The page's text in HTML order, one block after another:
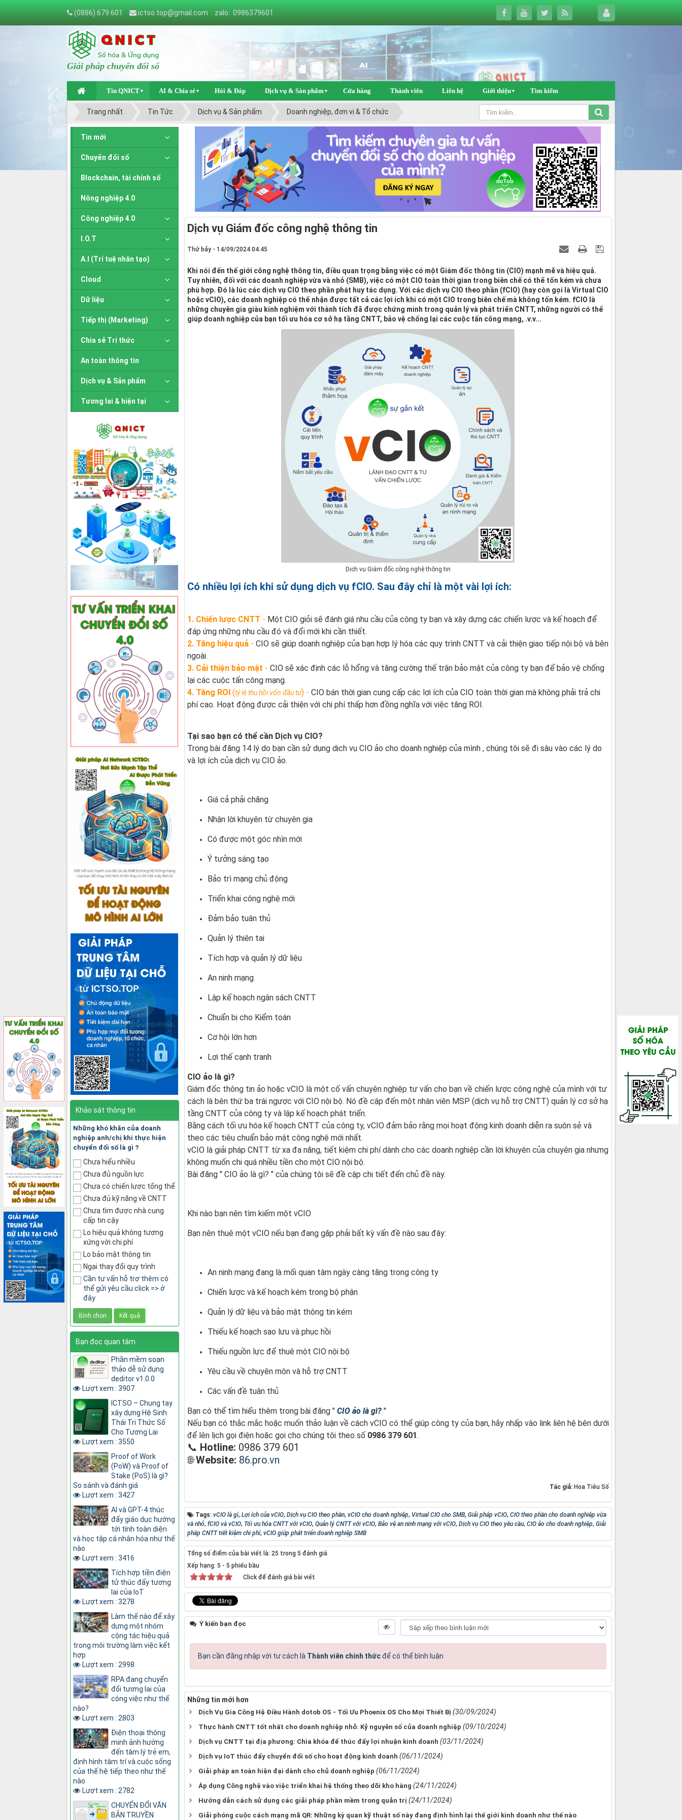
(0886) 679.601 ictso.top@gmail.com zalo: 0986379601
Giải pháp chuyển đổi số
Tin QNICT▼ AI & Chia sẻ▼ Hỏi & Đáp Dịch vụ & Sản phẩm ▼ Cửa hàng Thành viên Liên hệ Giới thiệu▼ Tìm kiếm
Trang nhất Tin Tức Dịch vụ & Sản phẩm Doanh nghiệp, đơn vị & Tổ chức
Dịch vụ Giám đốc công nghệ thông tin
Thứ bảy - 14/09/2024 04:45
Khi nói đến thế giới công nghệ thông tin, điều quan trọng bằng việc có một Giám đốc thông tin (CIO) mạnh mẽ và hiệu quả.
Tuy nhiên, đối với các doanh nghiệp vừa và nhỏ (SMB), việc có một CIO toàn thời gian trong biên chế có thể tốn kém và chưa
phù hợp. Đó là lúc các dịch vụ CIO theo phần phát huy tác dụng. Với các dịch vụ CIO theo phần (fCIO) (hay còn gọi là Virtual CIO
hoặc vCIO), các doanh nghiệp có thể nhận được tất cả các lợi ích khi có một CIO trong biên chế mà không tốn kém. fCIO là
những chuyên gia giàu kinh nghiệm với thành tích đã được chứng minh trong quản lý và phát triển CNTT, những người có thể
giúp doanh nghiệp của bạn tối ưu hóa cơ sở hạ tầng CNTT, bảo vệ chống lại các cuộc tấn công mạng, .v.v...
Dịch vụ Giám đốc công nghệ thông tin
Có nhiều lợi ích khi sử dụng dịch vụ fCIO. Sau đây chỉ là một vài lợi ích:
1. Chiến lược CNTT - Một CIO giỏi sẽ đánh giá nhu cầu của công ty bạn và xây dựng các chiến lược và kế hoạch để
đáp ứng những nhu cầu đó và đổi mới khi cần thiết.
2. Tăng hiệu quả - CIO sẽ giúp doanh nghiệp của bạn hợp lý hóa các quy trình CNTT và cải thiện giao tiếp nội bộ và bên
ngoài.
3. Cải thiện bảo mật - CIO sẽ xác định các lỗ hổng và tăng cường thế trận bảo mật của công ty bạn để bảo vệ chống
lại các cuộc tấn công mạng.
4. Tăng ROI (tỷ lệ thu hồi vốn đầu tư) - CIO bán thời gian cung cấp các lợi ích của CIO toàn thời gian mà không phải trả chi
phí cao. Hoạt động được cải thiện với chi phí thấp hơn đồng nghĩa với việc tăng ROI.
Tại sao bạn có thể cần Dịch vụ CIO?
Trong bài đăng 14 lý do bạn cần sử dụng dịch vụ CIO ảo cho doanh nghiệp của mình , chúng tôi sẽ đi sâu vào các lý do
và lợi ích của dịch vụ CIO ảo.
Giá cả phải chăng
Nhận lời khuyên từ chuyên gia
Có được một góc nhìn mới
Ý tưởng sáng tạo
Bảo trì mạng chủ động
Triển khai công nghệ mới
Đảm bảo tuân thủ
Quản lý thiên tai
Tích hợp và quản lý dữ liệu
An ninh mạng
Lập kế hoạch ngân sách CNTT
Chuẩn bị cho Kiểm toán
Cơ hội lớn hơn
Lợi thế cạnh tranh
CIO ảo là gì?
Giám đốc thông tin ảo hoặc vCIO là một cố vấn chuyên nghiệp tư vấn cho bạn về chiến lược công nghệ của mình với tư
cách là bên thứ ba trái ngược với CIO nội bộ. Nó đề cập đến một nhân viên MSP (dịch vụ hỗ trợ CNTT) quản lý cơ sở hạ
tầng CNTT của công ty và lập kế hoạch phát triển.
Bằng cách tối ưu hóa kế hoạch CNTT của công ty, vCIO đảm bảo rằng mọi hoạt động kinh doanh diễn ra suôn sẻ và
theo các tiêu chuẩn bảo mật công nghệ mới nhất.
vCIO là giải pháp CNTT từ xa đa năng, tiết kiệm chi phí dành cho các doanh nghiệp cần lời khuyên của chuyên gia nhưng
không muốn chi quá nhiều tiền cho một CIO nội bộ.
Bài đăng " CIO ảo là gì? " của chúng tôi sẽ đề cập chi tiết đến chủ đề này.
Khi nào bạn nên tìm kiếm một vCIO
Bạn nên thuê một vCIO nếu bạn đang gặp phải bất kỳ vấn đề nào sau đây:
An ninh mạng đang là mối quan tâm ngày càng tăng trong công ty
Chiến lược và kế hoạch kém trong bộ phận
Quản lý dữ liệu và bảo mật thông tin kém
Thiếu kế hoạch sao lưu và phục hồi
Thiếu nguồn lực để thuê một CIO nội bộ
Yêu cầu về chuyên môn và hỗ trợ CNTT
Các vấn đề tuân thủ
Bạn có thể tìm hiểu thêm trong bài đăng " CIO ảo là gì?"
Nếu bạn có thắc mắc hoặc muốn thảo luận về cách vCIO có thể giúp công ty của bạn, hãy nhấp vào link liên hệ bên dưới
để lên lịch gọi điện hoặc gọi cho chúng tôi theo số 0986 379 601.
📞 Hotline: 0986 379 601
🌐Website: 86.pro.vn
Tác giả: Hoa Tiêu Số
Tags: vCIO là gì, Lợi ích của vCIO, Dịch vụ CIO theo phần, vCIO cho doanh nghiệp, Virtual CIO cho SMB, Giải pháp vCIO, CIO theo phần cho doanh nghiệp vừa
và nhỏ, fCIO và vCIO, Tối ưu hóa CNTT với vCIO, Quản lý CNTT với vCIO, Bảo vệ an ninh mạng với vCIO, Dịch vụ CIO theo yêu cầu, CIO ảo cho doanh nghiệp, Giải
pháp CNTT tiết kiệm chi phí, vCIO giúp phát triển doanh nghiệp SMB
Tổng số điểm của bài viết là: 25 trong 5 đánh giá
Xếp hạng: 5 - 5 phiếu bầu
Click để đánh giá bài viết
Ý kiến bạn đọc
Bạn cần đăng nhập với tư cách là Thành viên chính thứcđể có thể bình luận
Những tin mới hơn
Dịch Vụ Gia Công Hệ Điều Hành dotob OS - Tối Ưu Phoenix OS Cho Mọi Thiết Bị (30/09/2024)
Thực hành CNTT tốt nhất cho doanh nghiệp nhỏ: Kỷ nguyên số của doanh nghiệp (09/10/2024)
Dịch vụ CNTT tại địa phương: Chìa khóa để thúc đẩy lợi nhuận kinh doanh (03/11/2024)
Dịch vụ IoT thúc đẩy chuyển đổi số cho hoạt động kinh doanh (06/11/2024)
Giải pháp an toàn hiện đại dành cho chủ doanh nghiệp (06/11/2024)
Áp dụng Công nghệ vào việc triển khai hệ thống theo dõi kho hàng (24/11/2024)
Hướng dẫn cách sử dụng các giải pháp phần mềm trong quản trị (24/11/2024)
Giải phóng cuộc cách mạng mã QR: Những kỳ quan kỹ thuật số này đang định hình lại thế giới kinh doanh như thế nào
Tin mới
Chuyển đổi số
Blockchain, tài chính số
Nông nghiệp 4.0
Công nghiệp 4.0
I.O.T
A.I (Trí tuệ nhân tạo)
Cloud
Dữ liệu
Tiếp thị (Marketing)
Chia sẻ Tri thức
An toàn thông tin
Dịch vụ & Sản phẩm
Tương lai & hiện tại
Khảo sát thông tin
Những khó khăn của doanh
nghiệp anh/chị khi thực hiện
chuyển đổi số là gì ?
Chưa hiểu nhiều
Chưa đủ nguồn lực
Chưa có chiến lược tổng thể
Chưa đủ kỹ năng về CNTT
Chưa tìm được nhà cung
cấp tin cậy
Lo hiệu quả không tương
xứng với chi phí
Lo bảo mật thông tin
Ngại thay đổi quy trình
Cần tư vấn hỗ trợ thêm có
thể gửi yêu cầu click => ở
đây
Bạn đọc quan tâm
Phần mềm soạn
thảo dễ sử dụng
deditor v1.0.0
Lượt xem : 3907
ICTSO – Chung tay
xây dựng Hệ Sinh
Thái Tri Thức Số
Cho Tương Lai
Lượt xem : 3550
Proof of Work
(PoW) và Proof of
Stake (PoS) là gì?
So sánh và đánh giá
Lượt xem : 3427
AI và GPT-4 thúc
đẩy giáo dục hướng
tới tính toàn diện
và học tập cá nhân hóa như thế
nào
Lượt xem : 3416
Tích hợp tiền điện
tử thúc đẩy tương
lai của IoT
Lượt xem : 3278
Làm thế nào để xây
dựng một nhóm
cộng tác hiệu quả
trong môi trường làm việc kết
hợp
Lượt xem : 2998
RPA đang chuyển
đổi tương lai của
công việc như thế
nào?
Lượt xem : 2803
Điện thoại thông
minh ảnh hưởng
đến tâm lý trẻ em,
định hình tâm trí và cuộc sống
của thế hệ tiếp theo như thế
nào
Lượt xem : 2782
CHUYỂN ĐỔI VĂN
BẢN TRUYỀN